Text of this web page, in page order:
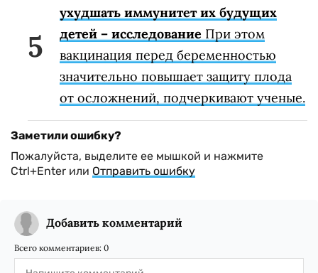
ухудшать иммунитет их будущих
детей – исследование При этом
вакцинация перед беременностью
значительно повышает защиту плода
от осложнений, подчеркивают ученые.
Заметили ошибку?
Пожалуйста, выделите ее мышкой и нажмите
Ctrl+Enter или Отправить ошибку
Добавить комментарий
Всего комментариев: 0